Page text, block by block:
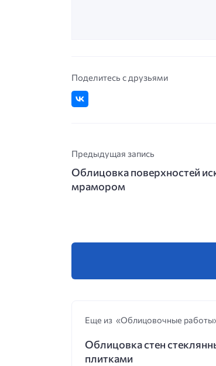
Поделитесь с друзьями
Предыдущая запись
Облицовка поверхностей
мрамором
Еще из «Облицовочные
Облицовка стен
плитками